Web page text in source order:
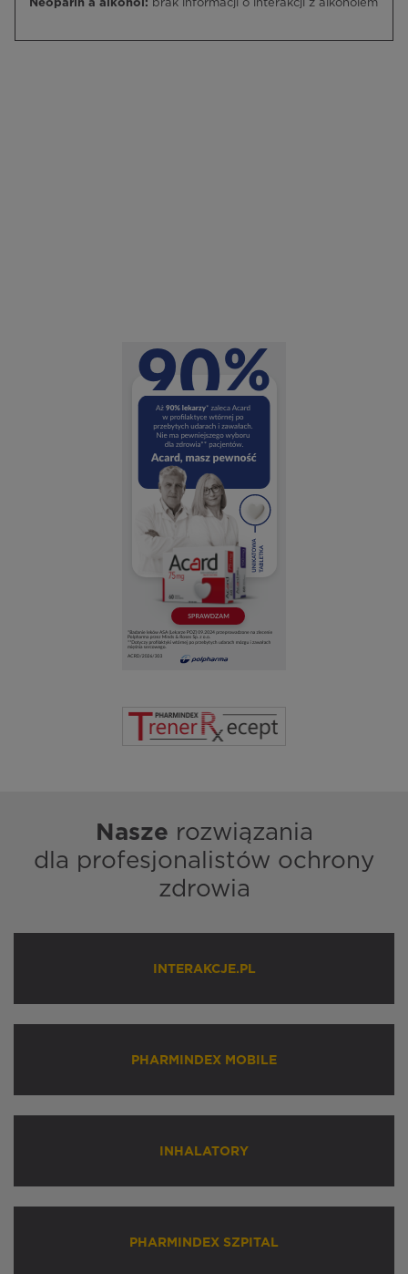
Neoparin a alkohol: brak informacji o interakcji z alkoholem
Nasze rozwiązania
dla profesjonalistów ochrony
zdrowia
INTERAKCJE.PL
PHARMINDEX MOBILE
INHALATORY
PHARMINDEX SZPITAL